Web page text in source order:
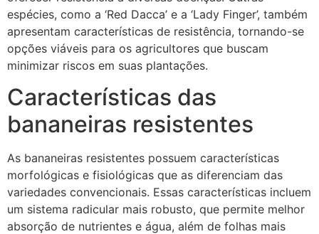
espécies, como a ‘Red Dacca’ e a ‘Lady Finger’, também
apresentam características de resistência, tornando-se
opções viáveis para os agricultores que buscam
minimizar riscos em suas plantações.
Características das
bananeiras resistentes
As bananeiras resistentes possuem características
morfológicas e fisiológicas que as diferenciam das
variedades convencionais. Essas características incluem
um sistema radicular mais robusto, que permite melhor
absorção de nutrientes e água, além de folhas mais